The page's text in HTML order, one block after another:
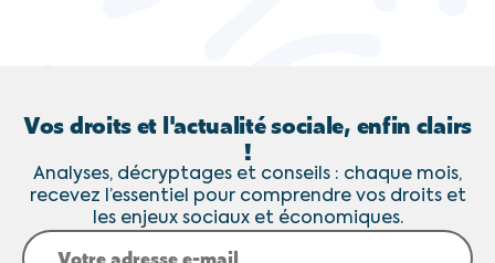
Vos droits et l'actualité sociale, enfin clairs
!
Analyses, décryptages et conseils : chaque mois,
recevez l’essentiel pour comprendre vos droits et
les enjeux sociaux et économiques.